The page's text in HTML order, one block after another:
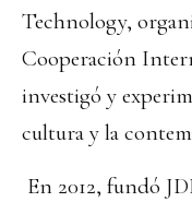
Technology,
Cooperación
investigó y
cultura y la
En 2012, fundó